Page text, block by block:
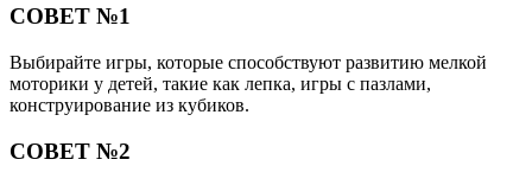
СОВЕТ №1
Выбирайте игры, которые способствуют развитию мелкой
моторики у детей, такие как лепка, игры с пазлами,
конструирование из кубиков.
СОВЕТ №2